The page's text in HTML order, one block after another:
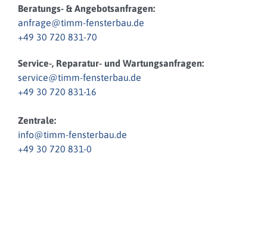
Beratungs- & Angebotsanfragen:
anfrage@timm-fensterbau.de
+49 30 720 831-70
Service-, Reparatur- und Wartungsanfragen:
service@timm-fensterbau.de
+49 30 720 831-16
Zentrale:
info@timm-fensterbau.de
+49 30 720 831-0